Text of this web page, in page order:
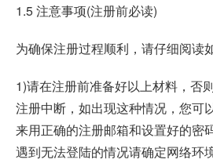
1.5 注意事项(注册前必读)
为确保注册过程顺利，请仔细阅读
1)请在注册前准备好以上材料，否
注册中断，如出现这种情况，您可
来用正确的注册邮箱和设置好的密
遇到无法登陆的情况请确定网络环